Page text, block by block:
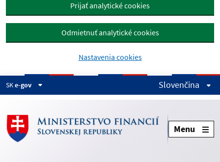
Prijať analytické cookies
Odmietnuť analytické cookies
Nastavenia cookies
SKe-gov Slovenčina
Menu